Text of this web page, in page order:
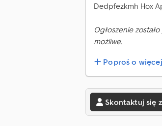
Dedpfezkmh Hox
Ogłoszenie
możliwe.
Poproś o
Skontaktuj się